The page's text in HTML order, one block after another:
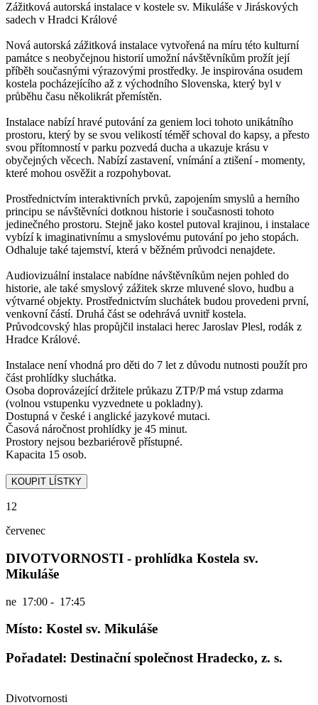
Zážitková autorská instalace v kostele sv. Mikuláše v Jiráskových
sadech v Hradci Králové
Nová autorská zážitková instalace vytvořená na míru této kulturní
památce s neobyčejnou historií umožní návštěvníkům prožít její
příběh současnými výrazovými prostředky. Je inspirována osudem
kostela pocházejícího až z východního Slovenska, který byl v
průběhu času několikrát přemístěn.
Instalace nabízí hravé putování za geniem loci tohoto unikátního
prostoru, který by se svou velikostí téměř schoval do kapsy, a přesto
svou přítomností v parku pozvedá ducha a ukazuje krásu v
obyčejných věcech. Nabízí zastavení, vnímání a ztišení - momenty,
které mohou osvěžit a rozpohybovat.
Prostřednictvím interaktivních prvků, zapojením smyslů a herního
principu se návštěvníci dotknou historie i současnosti tohoto
jedinečného prostoru. Stejně jako kostel putoval krajinou, i instalace
vybízí k imaginativnímu a smyslovému putování po jeho stopách.
Odhaluje také tajemství, která v běžném průvodci nenajdete.
Audiovizuální instalace nabídne návštěvníkům nejen pohled do
historie, ale také smyslový zážitek skrze mluvené slovo, hudbu a
výtvarné objekty. Prostřednictvím sluchátek budou provedeni první,
venkovní částí. Druhá část se odehrává uvnitř kostela.
Průvodcovský hlas propůjčil instalaci herec Jaroslav Plesl, rodák z
Hradce Králové.
Instalace není vhodná pro děti do 7 let z důvodu nutnosti použít pro
část prohlídky sluchátka.
Osoba doprovázející držitele průkazu ZTP/P má vstup zdarma
(volnou vstupenku vyzvednete u pokladny).
Dostupná v české i anglické jazykové mutaci.
Časová náročnost prohlídky je 45 minut.
Prostory nejsou bezbariérově přístupné.
Kapacita 15 osob.
12
červenec
DIVOTVORNOSTI - prohlídka Kostela sv.
Mikuláše
ne 17:00 - 17:45
Místo: Kostel sv. Mikuláše
Pořadatel: Destinační společnost Hradecko, z. s.
Divotvornosti